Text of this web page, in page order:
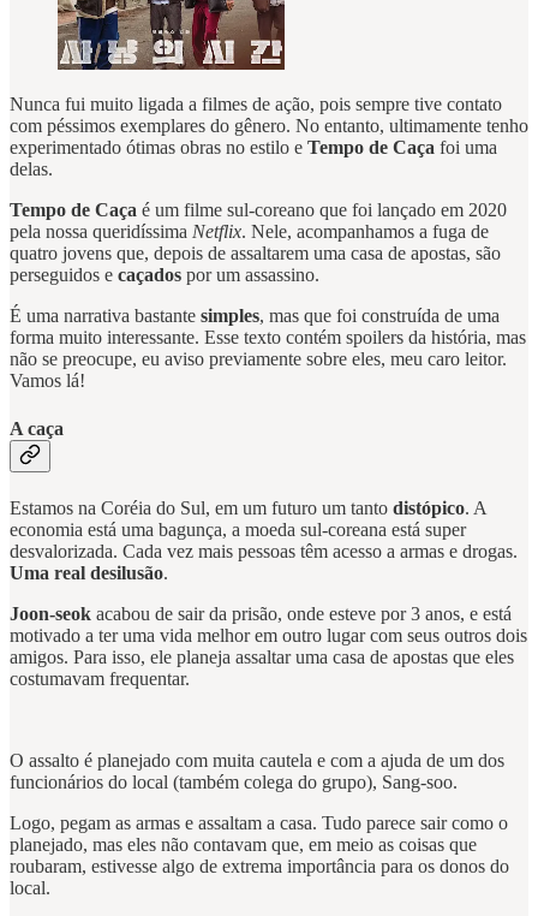
Nunca fui muito ligada a filmes de ação, pois sempre tive contato
com péssimos exemplares do gênero. No entanto, ultimamente tenho
experimentado ótimas obras no estilo e Tempo de Caça foi uma
delas.
Tempo de Caça é um filme sul-coreano que foi lançado em 2020
pela nossa queridíssima Netflix. Nele, acompanhamos a fuga de
quatro jovens que, depois de assaltarem uma casa de apostas, são
perseguidos e caçados por um assassino.
É uma narrativa bastante simples, mas que foi construída de uma
forma muito interessante. Esse texto contém spoilers da história, mas
não se preocupe, eu aviso previamente sobre eles, meu caro leitor.
Vamos lá!
A caça
Estamos na Coréia do Sul, em um futuro um tanto distópico. A
economia está uma bagunça, a moeda sul-coreana está super
desvalorizada. Cada vez mais pessoas têm acesso a armas e drogas.
Uma real desilusão.
Joon-seok acabou de sair da prisão, onde esteve por 3 anos, e está
motivado a ter uma vida melhor em outro lugar com seus outros dois
amigos. Para isso, ele planeja assaltar uma casa de apostas que eles
costumavam frequentar.
O assalto é planejado com muita cautela e com a ajuda de um dos
funcionários do local (também colega do grupo), Sang-soo.
Logo, pegam as armas e assaltam a casa. Tudo parece sair como o
planejado, mas eles não contavam que, em meio as coisas que
roubaram, estivesse algo de extrema importância para os donos do
local.